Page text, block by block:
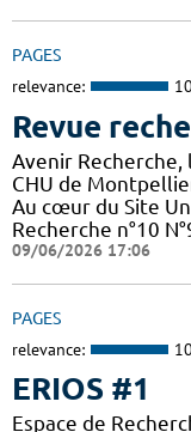
PAGES
relevance:
Revue
Avenir Recherche,
CHU de
Au cœur du Site
Recherche n°10
09/06/2026 17:06
PAGES
relevance:
ERIOS #1
Espace de